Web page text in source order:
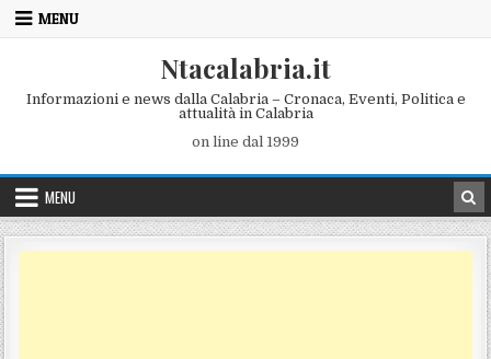
Skip to content
MENU
Ntacalabria.it
Informazioni e news dalla Calabria – Cronaca, Eventi, Politica e
attualità in Calabria
on line dal 1999
MENU